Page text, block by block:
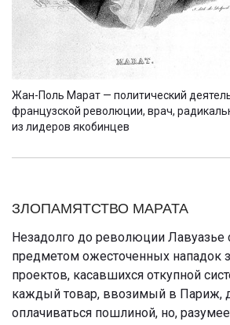
Жан-Поль Марат — политический
французской революции, врач,
из лидеров якобинцев
ЗЛОПАМЯТСТВО МАРАТА
Незадолго до революции Лавуазье
предметом ожесточенных нападок
проектов, касавшихся откупной
каждый товар, ввозимый в Париж,
оплачиваться пошлиной, но,